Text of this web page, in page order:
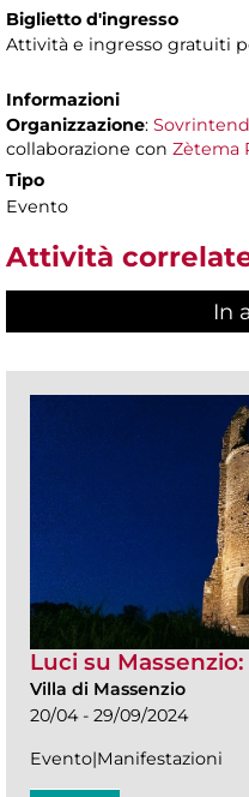
Biglietto d'ingresso
Attività e ingresso gratuiti
Informazioni
Organizzazione:
collaborazione con Zètema
Tipo
Evento
Attività
In
Luci su
Villa di Massenzio
20/04 - 29/09/2024
Evento|Manifestazioni